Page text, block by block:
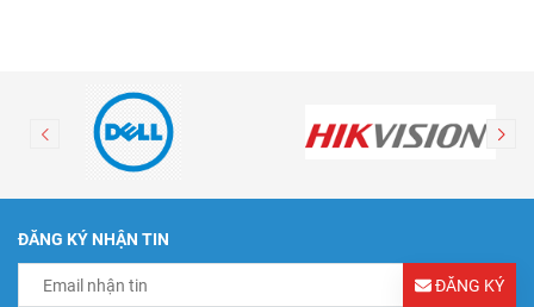
ĐĂNG KÝ NHẬN TIN
ĐĂNG KÝ